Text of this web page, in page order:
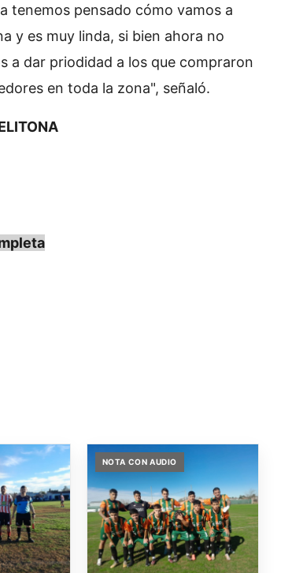
tenemos pensado cómo vamos a
y es muy linda, si bien ahora no
a dar priodidad a los que compraron
en toda la zona", señaló.
NOTA CON AUDIO